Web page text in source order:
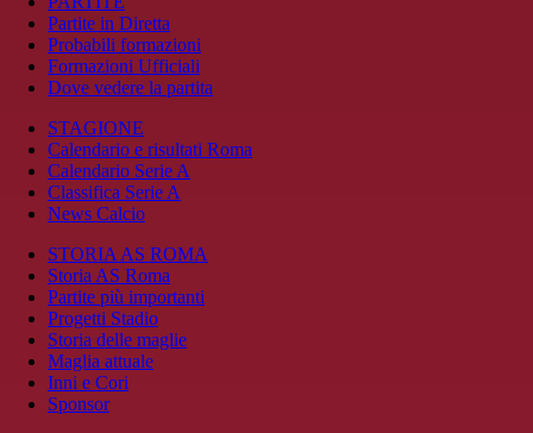
Partite in Diretta
Probabili formazioni
Formazioni Ufficiali
Dove vedere la partita
STAGIONE
Calendario e risultati Roma
Calendario Serie A
Classifica Serie A
News Calcio
STORIA AS ROMA
Storia AS Roma
Partite più importanti
Progetti Stadio
Storia delle maglie
Maglia attuale
Inni e Cori
Sponsor